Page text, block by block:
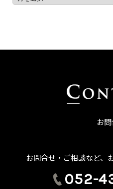
お
お問合せ・ご相談など、
052-